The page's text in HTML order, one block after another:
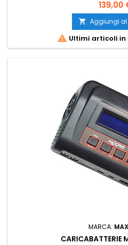
139,00
 Aggiungi al
 Ultimi articoli in
MARCA:
CARICABATTERIE